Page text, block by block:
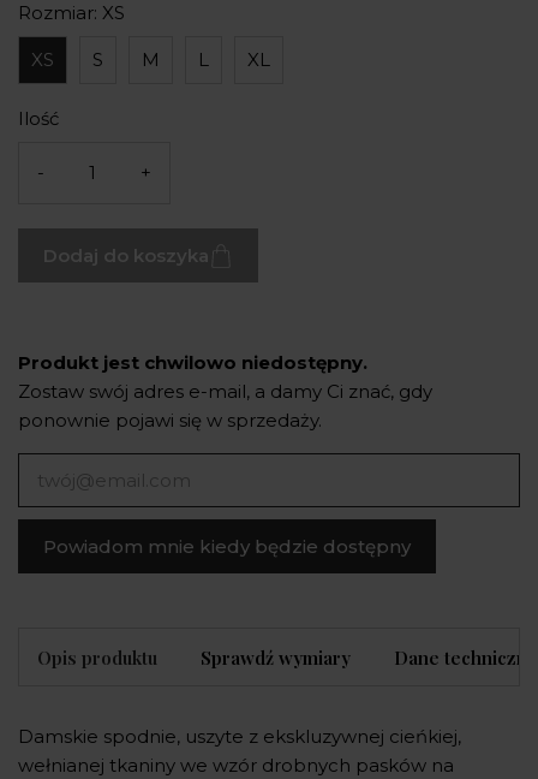
Rozmiar: XS
XS S M L XL
Ilość
- +
Dodaj do koszyka
Produkt jest chwilowo niedostępny.
Zostaw swój adres e-mail, a damy Ci znać, gdy
ponownie pojawi się w sprzedaży.
Powiadom mnie kiedy będzie dostępny
Opis produktu Sprawdź wymiary Dane techniczne
Damskie spodnie, uszyte z ekskluzywnej cieńkiej,
wełnianej tkaniny we wzór drobnych pasków na